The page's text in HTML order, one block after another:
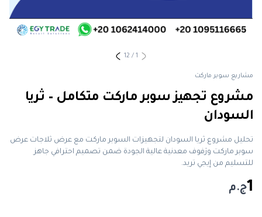
1
/
12
مشاريع سوبر ماركت
مشروع تجهيز سوبر ماركت متكامل – ثريا
السودان
تحليل مشروع ثريا السودان لتجهيزات السوبر ماركت مع عرض ثلاجات عرض
سوبر ماركت ورَفوف معدنية عالية الجودة ضمن تصميم احترافي جاهز
للتسليم من إيجي تريد.
1ج.م